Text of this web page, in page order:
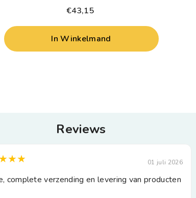
€43,15
In Winkelmand
Reviews
01 juli 2026
complete verzending en levering van producten